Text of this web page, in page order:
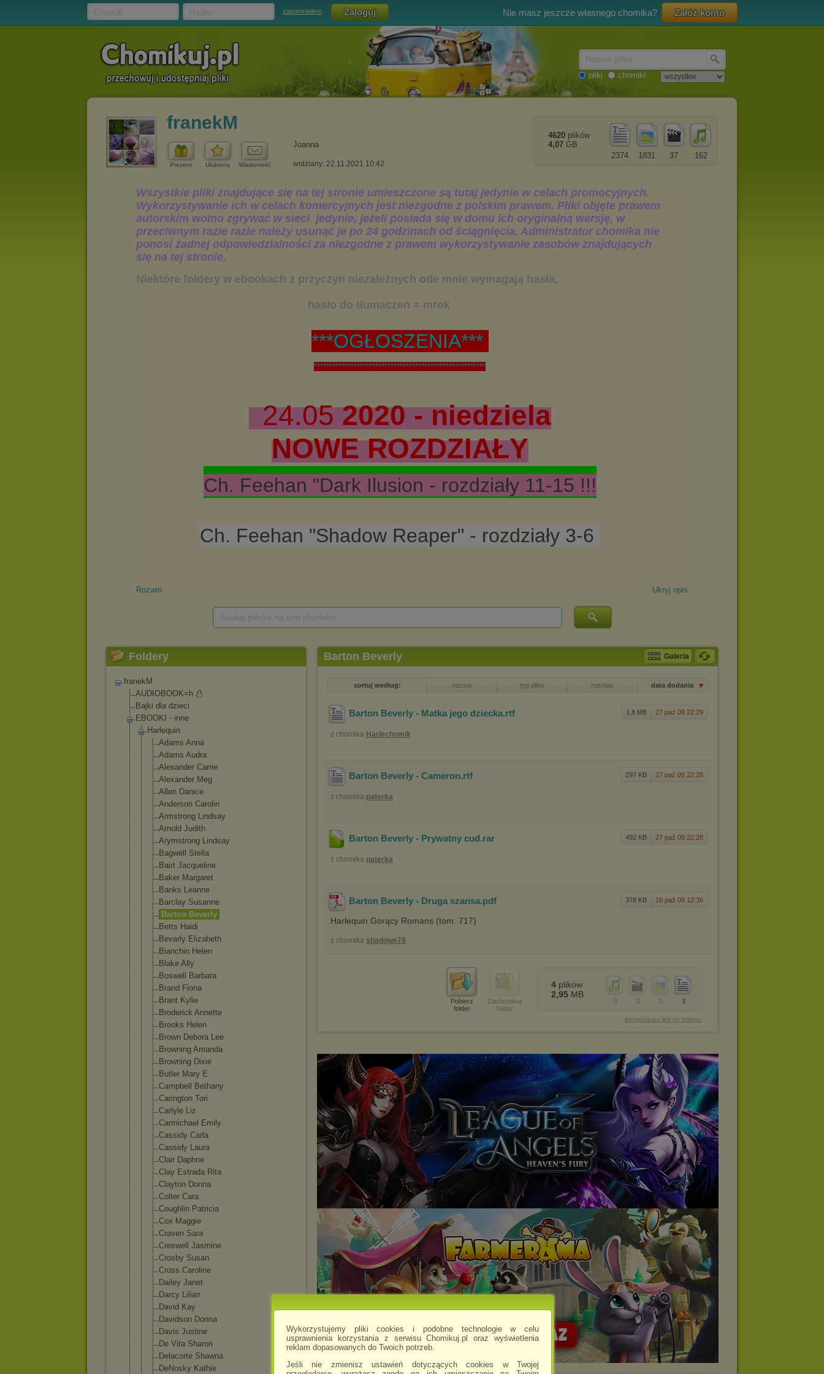
Wykorzystujemy pliki cookies i podobne technologie w celu
usprawnienia korzystania z serwisu Chomikuj.pl oraz wyświetlenia
reklam dopasowanych do Twoich potrzeb.
Jeśli nie zmienisz ustawień dotyczących cookies w Twojej
zapomniałem Nie masz jeszcze własnego chomika? Załóż konto
pliki chomiki
franekM
Prezent Ulubiony Wiadomość
Joanna
widziany: 22.11.2021 10:42
162
37
1831
2374
4620 plików
4,07 GB
Ukryj opis
Rozwiń
Foldery
franekM
AUDIOBOOK=h
Bajki dla dzieci
EBOOKI - inne
Harlequin
Adams Anna
Adams Audra
Alexander Carrie
Alexander Meg
Allen Danice
Anderson Carolin
Armstrong Lindsay
Arnold Judith
Arymstrong Lindsay
Bagwell Stella
Bairt Jacqueline
Baker Margaret
Banks Leanne
Barclay Susanne
Barton Beverly
Betts Haidi
Bevarly Elizabeth
Bianchin Helen
Blake Ally
Boswell Barbara
Brand Fiona
Brant Kylie
Broderick Annette
Brooks Helen
Brown Debora Lee
Browning Amanda
Browning Dixie
Butler Mary E
Campbell Bethany
Carington Tori
Carlyle Liz
Carmichael Emily
Cassidy Carla
Cassidy Laura
Clair Daphne
Clay Estrada Rita
Clayton Donna
Colter Cara
Coughlin Patricia
Cox Maggie
Craven Sara
Creswell Jasmine
Crosby Susan
Cross Caroline
Dailey Janet
Darcy Lilian
David Kay
Davidson Donna
Davis Justine
De Vita Sharon
Delacorte Shawna
DeNosky Kathie
Barton Beverly Galeria
sortuj według: nazwa typ pliku rozmiar data dodania
1,8 MB 27 paź 09 22:29
Barton Beverly - Matka jego dziecka.rtf
z chomika Harlechomik
297 KB 27 paź 09 22:28
Barton Beverly - Cameron.rtf
z chomika paterka
492 KB 27 paź 09 22:28
Barton Beverly - Prywatny cud .rar
z chomika paterka
378 KB 16 paź 09 12:36
Barton Beverly - Druga szansa.pdf
Harlequin Gorący Romans (tom: 717)
z chomika shadows78
Pobierz
folder
Zachomikuj
folder
3
0
0
0
4 plików
2,95 MB
bezpośredni link do folderu